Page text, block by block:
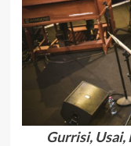
Gurrisi,